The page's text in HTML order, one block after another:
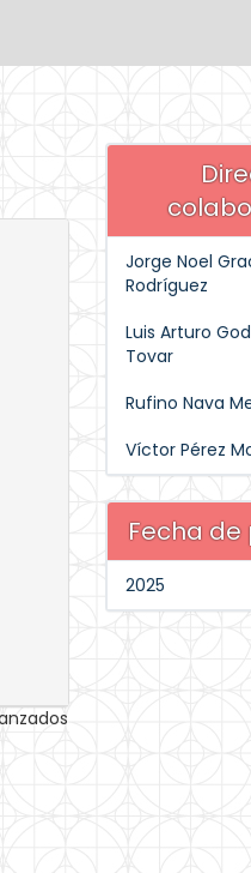
Jorge Noel
Rodríguez
Luis Arturo
Tovar
Rufino Nava
Víctor Pérez
Fecha
2025